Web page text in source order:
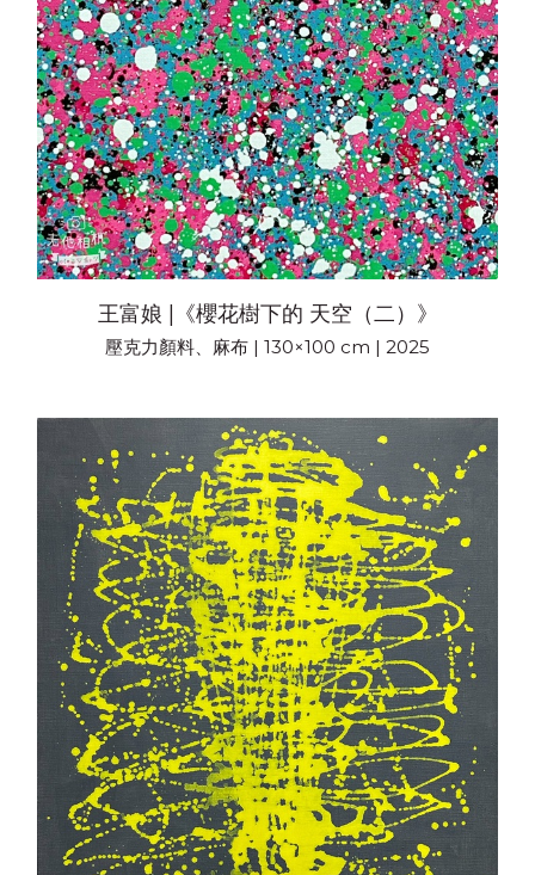
王富娘 |《櫻花樹下的 天空（二）》
壓克力顏料、麻布 | 130×100 cm | 2025